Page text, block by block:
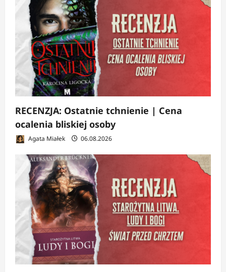
RECENZJA: Ostatnie tchnienie | Cena
ocalenia bliskiej osoby
Agata Miałek 06.08.2026